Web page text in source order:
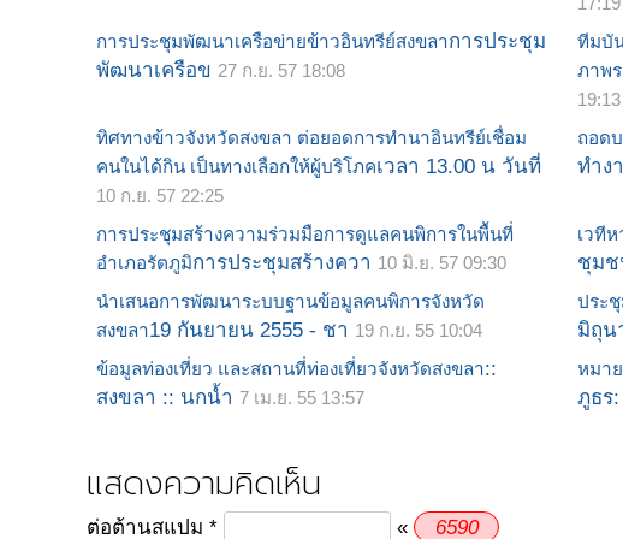
การประชุมพัฒนาเครือข่ายข้าวอินทรีย์สงขลาการประชุม
พัฒนาเครือข 27 ก.ย. 57 18:08
ทีมบั
ภาพ
19:13
ทิศทางข้าวจังหวัดสงขลา ต่อยอดการทำนาอินทรีย์เชื่อม
คนในได้กิน เป็นทางเลือกให้ผู้บริโภคเวลา 13.00 น วันที่
10 ก.ย. 57 22:25
ถอด
ทำง
การประชุมสร้างความร่วมมือการดูแลคนพิการในพื้นที่
อำเภอรัตภูมิการประชุมสร้างควา 10 มิ.ย. 57 09:30
เวที
ชุมช
นำเสนอการพัฒนาระบบฐานข้อมูลคนพิการจังหวัด
สงขลา19 กันยายน 2555 - ชา 19 ก.ย. 55 10:04
ประ
มิถุน
ข้อมูลท่องเที่ยว และสถานที่ท่องเที่ยวจังหวัดสงขลา::
สงขลา :: นกน้ำ 7 เม.ย. 55 13:57
หมา
ภูธร:
แสดงความคิดเห็น
ต่อต้านสแปม * « 6590